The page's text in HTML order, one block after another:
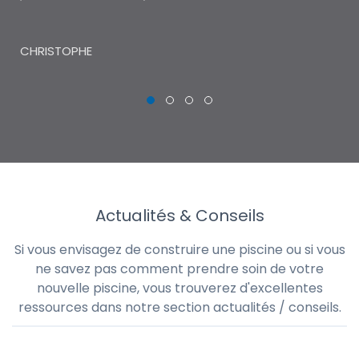
CHRISTOPHE
Actualités & Conseils
Si vous envisagez de construire une piscine ou si vous
ne savez pas comment prendre soin de votre
nouvelle piscine, vous trouverez d'excellentes
ressources dans notre section actualités / conseils.